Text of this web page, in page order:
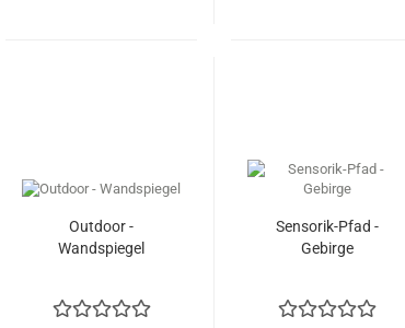
Outdoor -
Wandspiegel
Sensorik-Pfad -
Gebirge